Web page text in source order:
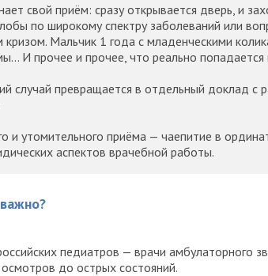
свой приём: сразу открывается дверь, и
по широкому спектру заболеваний или
Мальчик 1 года с младенческими
И прочее и прочее, что реально
случай превращается в отдельный доклад
и утомительного приёма — чаепитие в
аспектов врачебной работы.
педиатров — врачи
до острых состояний.